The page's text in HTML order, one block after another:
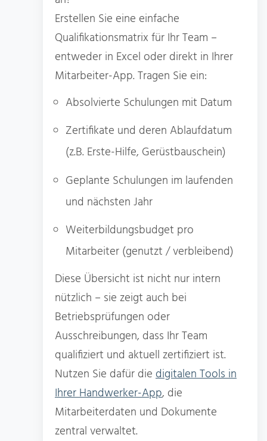
Erstellen Sie eine einfache
Qualifikationsmatrix für Ihr Team –
entweder in Excel oder direkt in Ihrer
Mitarbeiter-App. Tragen Sie ein:
Absolvierte Schulungen mit Datum
Zertifikate und deren Ablaufdatum
(z.B. Erste-Hilfe, Gerüstbauschein)
Geplante Schulungen im laufenden
und nächsten Jahr
Weiterbildungsbudget pro
Mitarbeiter (genutzt / verbleibend)
Diese Übersicht ist nicht nur intern
nützlich – sie zeigt auch bei
Betriebsprüfungen oder
Ausschreibungen, dass Ihr Team
qualifiziert und aktuell zertifiziert ist.
Nutzen Sie dafür die digitalen Tools in
Ihrer Handwerker-App, die
Mitarbeiterdaten und Dokumente
zentral verwaltet.